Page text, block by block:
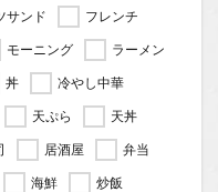
サンド
フレンチ
モーニング
ラーメン
丼
冷やし中華
天ぷら
天丼
居酒屋
弁当
海鮮
炒飯